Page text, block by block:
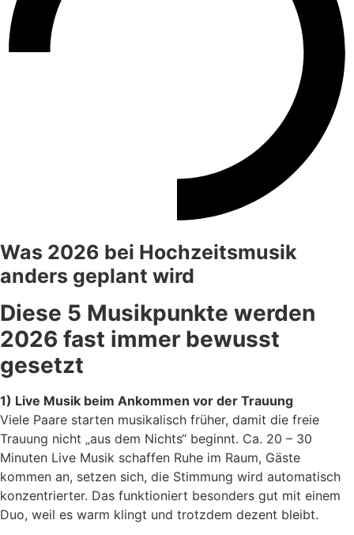
Was 2026 bei Hochzeitsmusik
anders geplant wird
Diese 5 Musikpunkte werden
2026 fast immer bewusst
gesetzt
1) Live Musik beim Ankommen vor der Trauung
Viele Paare starten musikalisch früher, damit die freie
Trauung nicht „aus dem Nichts“ beginnt. Ca. 20 – 30
Minuten Live Musik schaffen Ruhe im Raum, Gäste
kommen an, setzen sich, die Stimmung wird automatisch
konzentrierter. Das funktioniert besonders gut mit einem
Duo, weil es warm klingt und trotzdem dezent bleibt.